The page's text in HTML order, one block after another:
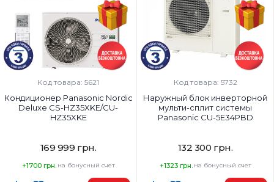
Код товара: 5621
Кондиционер Panasonic Nordic
Deluxe CS-HZ35XKE/CU-
HZ35XKE
169 999 грн.
+1700 грн. на бонусный счет
Код товара: 5732
Наружный блок инверторной
мульти-сплит системы
Panasonic CU-5E34PBD
132 300 грн.
+1323 грн. на бонусный счет